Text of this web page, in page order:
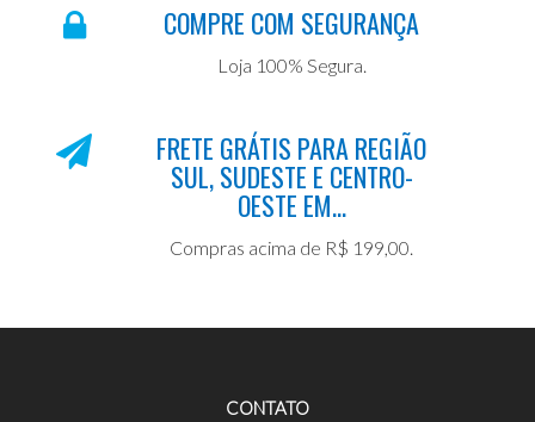
COMPRE COM SEGURANÇA
Loja 100% Segura.
FRETE GRÁTIS PARA REGIÃO
SUL, SUDESTE E CENTRO-
OESTE EM...
Compras acima de R$ 199,00.
CONTATO